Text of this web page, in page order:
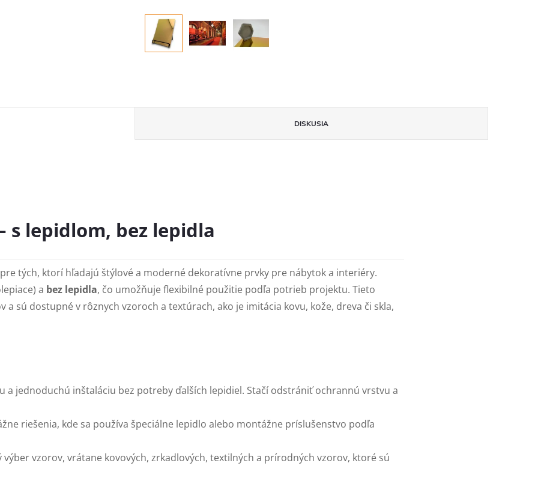
DISKUSIA
s lepidlom, bez lepidla
tých, ktorí hľadajú štýlové a moderné dekoratívne prvky pre nábytok a interiéry.
a bez lepidla, čo umožňuje flexibilné použitie podľa potrieb projektu. Tieto
sú dostupné v rôznych vzoroch a textúrach, ako je imitácia kovu, kože, dreva či skla,
a jednoduchú inštaláciu bez potreby ďalších lepidiel. Stačí odstrániť ochrannú vrstvu a
riešenia, kde sa používa špeciálne lepidlo alebo montážne príslušenstvo podľa
výber vzorov, vrátane kovových, zrkadlových, textilných a prírodných vzorov, ktoré sú